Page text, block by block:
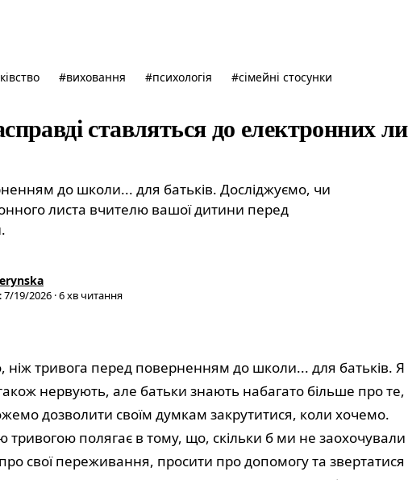
#виховання #психологія #сімейні стосунки
ставляться до електронних
до школи... для батьків. Досліджуємо, чи
листа вчителю вашої дитини перед
:7/19/2026 ·6хв читання
ніж тривога перед поверненням до школи... для батьків. Я
нервують, але батьки знають набагато більше про те,
дозволити своїм думкам закрутитися, коли хочемо.
тривогою полягає в тому, що, скільки б ми не заохочували
про свої переживання, просити про допомогу та звертатися